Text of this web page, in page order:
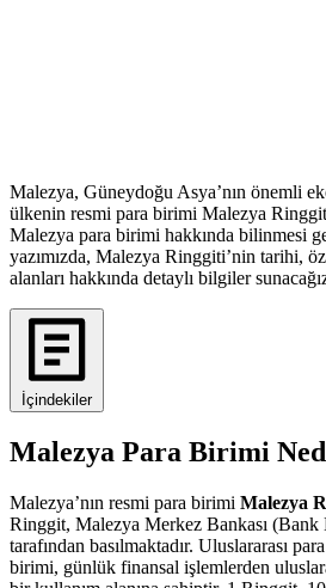
Malezya, Güneydoğu Asya’nın önemli
ülkenin resmi para birimi Malezya
Malezya para birimi hakkında bilinmesi
yazımızda, Malezya Ringgiti’nin tarihi,
alanları hakkında detaylı bilgiler
İçindekiler
Malezya Para Birimi
Malezya’nın resmi para birimi Malezya
Ringgit, Malezya Merkez Bankası (Bank
tarafından basılmaktadır. Uluslararası
birimi, günlük finansal işlemlerden